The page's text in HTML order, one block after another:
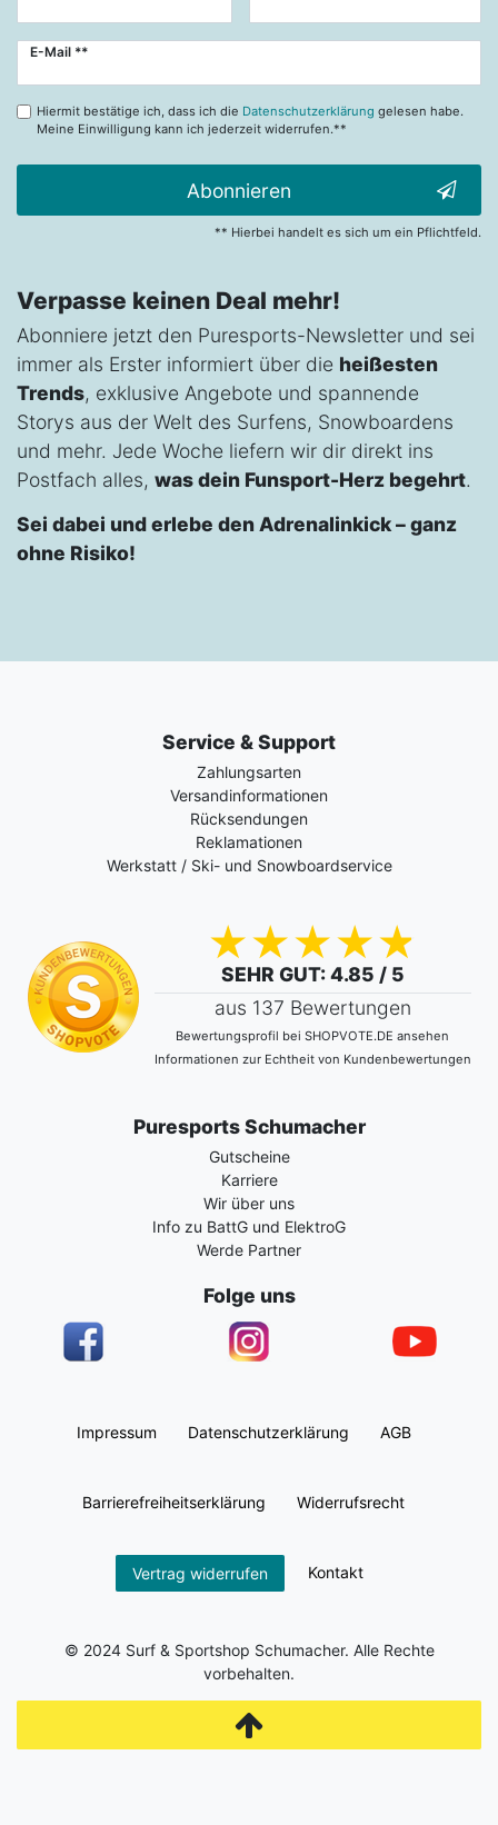
E-Mail **
Newsletter
Hiermit bestätige ich, dass ich die Datenschutzerklärung gelesen habe.
Meine Einwilligung kann ich jederzeit widerrufen.**
Abonnieren
** Hierbei handelt es sich um ein Pflichtfeld.
Verpasse keinen Deal mehr!
Abonniere jetzt den Puresports-Newsletter und sei
immer als Erster informiert über die heißesten
Trends, exklusive Angebote und spannende
Storys aus der Welt des Surfens, Snowboardens
und mehr. Jede Woche liefern wir dir direkt ins
Postfach alles, was dein Funsport-Herz begehrt.
Sei dabei und erlebe den Adrenalinkick – ganz
ohne Risiko!
Service & Support
Zahlungsarten
Versandinformationen
Rücksendungen
Reklamationen
Werkstatt / Ski- und Snowboardservice
SEHR GUT: 4.85 / 5
aus 137 Bewertungen
Bewertungsprofil bei SHOPVOTE.DE ansehen
Informationen zur Echtheit von Kundenbewertungen
Puresports Schumacher
Gutscheine
Karriere
Wir über uns
Info zu BattG und ElektroG
Werde Partner
Folge uns
Impressum Daten­schutz­erklärung AGB
Barrierefreiheitserklärung Widerrufs­recht
Vertrag widerrufen Kontakt
© 2024 Surf & Sportshop Schumacher. Alle Rechte
vorbehalten.